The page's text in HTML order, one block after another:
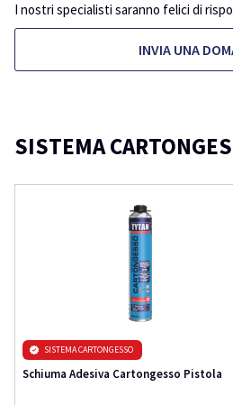
I nostri specialisti saranno felici di
INVIA UNA
SISTEMA
SISTEMA CARTONGESSO
Schiuma Adesiva Cartongesso Pistola